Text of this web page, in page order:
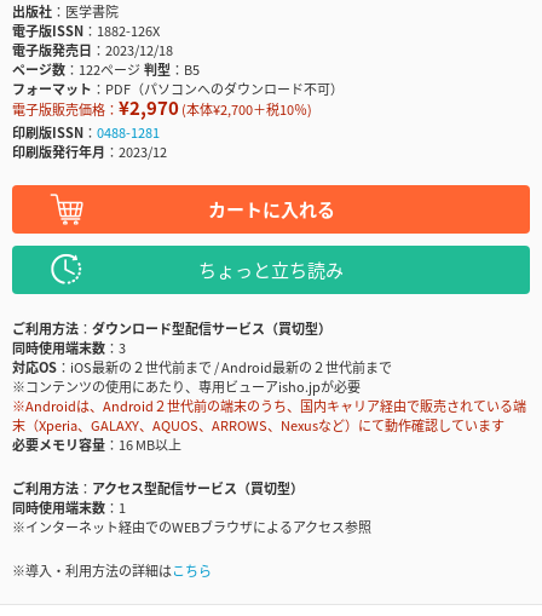
出版社
医学書院
電子版ISSN
1882-126X
電子版発売日
2023/12/18
ページ数
122ページ判型
B5
フォーマット
PDF（パソコンへのダウンロード不可）
電子版販売価格： ¥2,970(本体¥2,700＋税10％)
印刷版ISSN
0488-1281
印刷版発行年月
2023/12
カートに入れる
ちょっと立ち読み
ご利用方法
ダウンロード型配信サービス（買切型）
同時使用端末数
3
対応OS
iOS最新の２世代前まで / Android最新の２世代前まで
※コンテンツの使用にあたり、専用ビューアisho.jpが必要
※Androidは、Android２世代前の端末のうち、国内キャリア経由で販売されている端
末（Xperia、GALAXY、AQUOS、ARROWS、Nexusなど）にて動作確認しています
必要メモリ容量
16 MB以上
ご利用方法
アクセス型配信サービス（買切型）
同時使用端末数
1
※インターネット経由でのWEBブラウザによるアクセス参照
※導入・利用方法の詳細はこちら